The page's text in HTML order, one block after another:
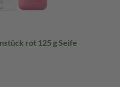
rot 125 g Seife